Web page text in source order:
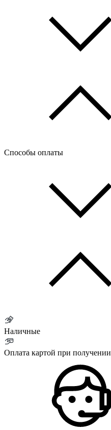
Способы оплаты
Наличные
Оплата картой при получении